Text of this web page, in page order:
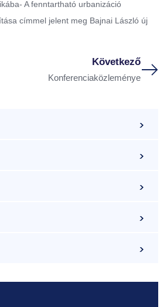
A fenntartható urbanizáció
címmel jelent meg Bajnai László új
Következő
Konferenciaközlemények